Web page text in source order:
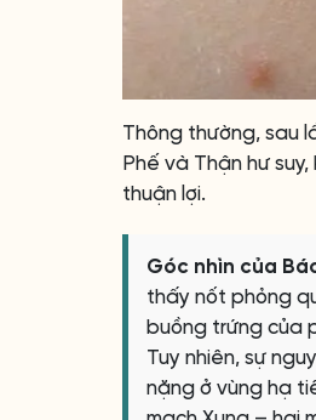
Thông thường, sau
Phế và Thận hư
thuận lợi.
Góc nhìn của
thấy nốt phỏng
buồng trứng của
Tuy nhiên, sự
nặng ở vùng hạ